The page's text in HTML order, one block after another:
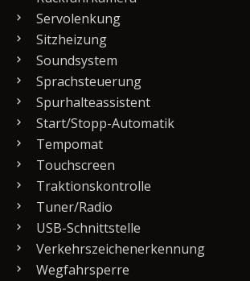
Servolenkung
Sitzheizung
Soundsystem
Sprachsteuerung
Spurhalteassistent
Start/Stopp-Automatik
Tempomat
Touchscreen
Traktionskontrolle
Tuner/Radio
USB-Schnittstelle
Verkehrszeichenerkennung
Wegfahrsperre